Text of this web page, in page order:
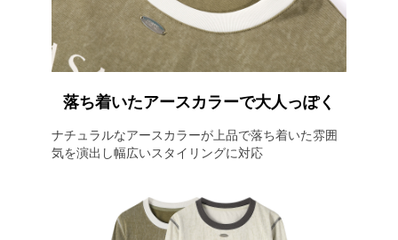
落ち着いたアースカラーで大人っぽく
ナチュラルなアースカラーが上品で落ち着いた雰囲
気を演出し幅広いスタイリングに対応